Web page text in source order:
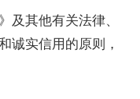
其他有关法律、
诚实信用的原则，